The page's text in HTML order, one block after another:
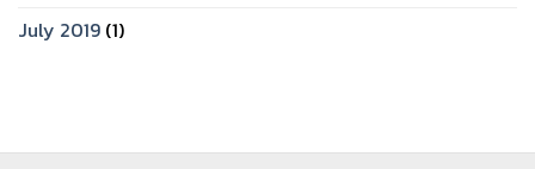
July 2019 (1)